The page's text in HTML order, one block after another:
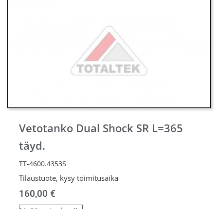
Vetotanko Dual Shock SR L=365
täyd.
TT-4600.4353S
Tilaustuote, kysy toimitusaika
160,00 €